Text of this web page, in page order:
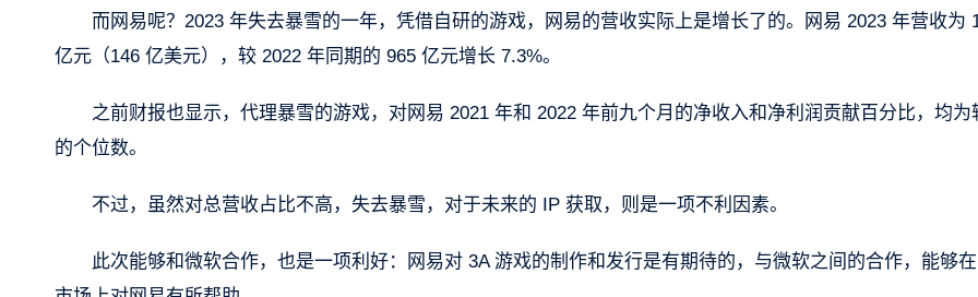
而网易呢？2023 年失去暴雪的一年，凭借自研的游戏，网易的营收实际上是增长了的。网易 2023 年营收为
亿元（146 亿美元），较 2022 年同期的 965 亿元增长 7.3%。
之前财报也显示，代理暴雪的游戏，对网易 2021 年和 2022 年前九个月的净收入和净利润贡献百分比，均为
的个位数。
不过，虽然对总营收占比不高，失去暴雪，对于未来的 IP 获取，则是一项不利因素。
此次能够和微软合作，也是一项利好：网易对 3A 游戏的制作和发行是有期待的，与微软之间的合作，能够